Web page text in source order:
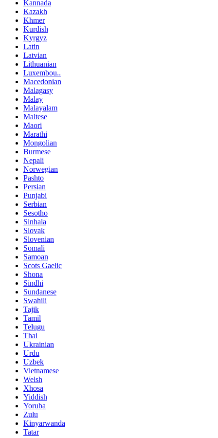
Kannada
Kazakh
Khmer
Kurdish
Kyrgyz
Latin
Latvian
Lithuanian
Luxembou..
Macedonian
Malagasy
Malay
Malayalam
Maltese
Maori
Marathi
Mongolian
Burmese
Nepali
Norwegian
Pashto
Persian
Punjabi
Serbian
Sesotho
Sinhala
Slovak
Slovenian
Somali
Samoan
Scots Gaelic
Shona
Sindhi
Sundanese
Swahili
Tajik
Tamil
Telugu
Thai
Ukrainian
Urdu
Uzbek
Vietnamese
Welsh
Xhosa
Yiddish
Yoruba
Zulu
Kinyarwanda
Tatar